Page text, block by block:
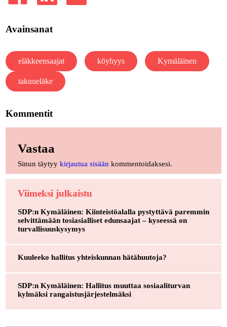
Avainsanat
eläkkeensaajat köyhyys Kymäläinen
takuueläke
Kommentit
Vastaa
Sinun täytyy kirjautua sisään kommentoidaksesi.
Viimeksi julkaistu
SDP:n Kymäläinen: Kiinteistöalalla pystyttävä paremmin
selvittämään tosiasialliset edunsaajat – kyseessä on
turvallisuuskysymys
Kuuleeko hallitus yhteiskunnan hätähuutoja?
SDP:n Kymäläinen: Hallitus muuttaa sosiaaliturvan
kylmäksi rangaistusjärjestelmäksi